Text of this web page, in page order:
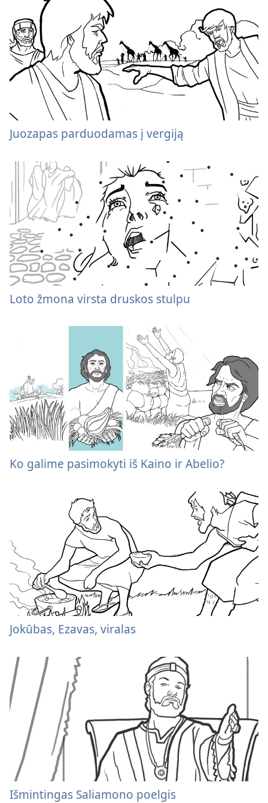
Juozapas parduodamas į vergiją
Loto žmona virsta druskos stulpu
Ko galime pasimokyti iš Kaino ir Abelio?
Jokūbas, Ezavas, viralas
Išmintingas Saliamono poelgis